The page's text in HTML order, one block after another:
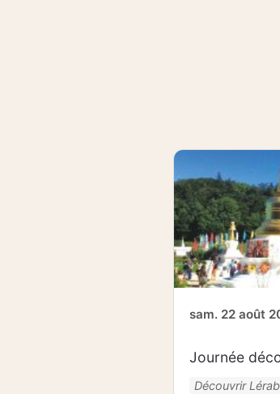
sam. 22 août
Journée
Découvrir